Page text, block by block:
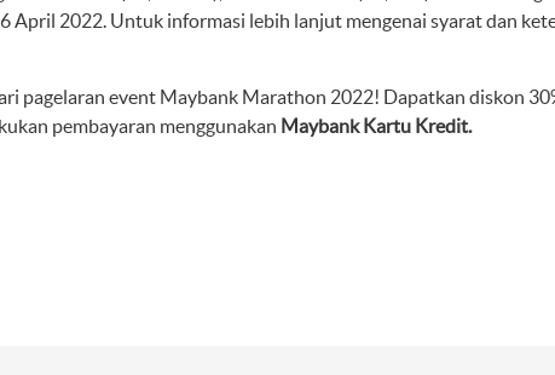
April 2022. Untuk informasi lebih lanjut mengenai syarat dan
pagelaran event Maybank Marathon 2022! Dapatkan diskon
pembayaran menggunakan Maybank Kartu Kredit.